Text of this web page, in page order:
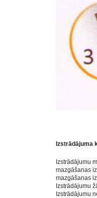
Izstrādājuma
Izstrādājumu
mazgāšanas
mazgāšanas
Izstrādājumu
Izstrādājumu